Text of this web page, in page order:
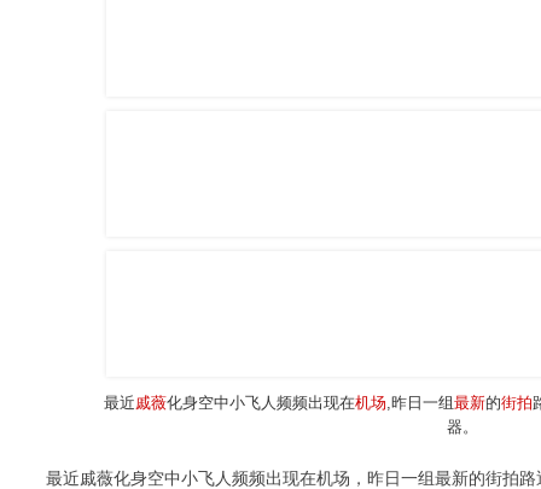
最近戚薇化身空中小飞人频频出现在机场,昨日一组最新的街拍
器。
最近戚薇化身空中小飞人频频出现在机场，昨日一组最新的街拍